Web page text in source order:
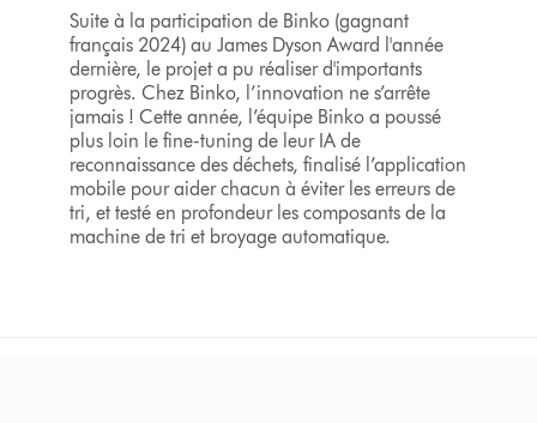
Suite à la participation de Binko (gagnant
français 2024) au James Dyson Award l'année
dernière, le projet a pu réaliser d'importants
progrès. Chez Binko, l’innovation ne s’arrête
jamais ! Cette année, l’équipe Binko a poussé
plus loin le fine-tuning de leur IA de
reconnaissance des déchets, finalisé l’application
mobile pour aider chacun à éviter les erreurs de
tri, et testé en profondeur les composants de la
machine de tri et broyage automatique.